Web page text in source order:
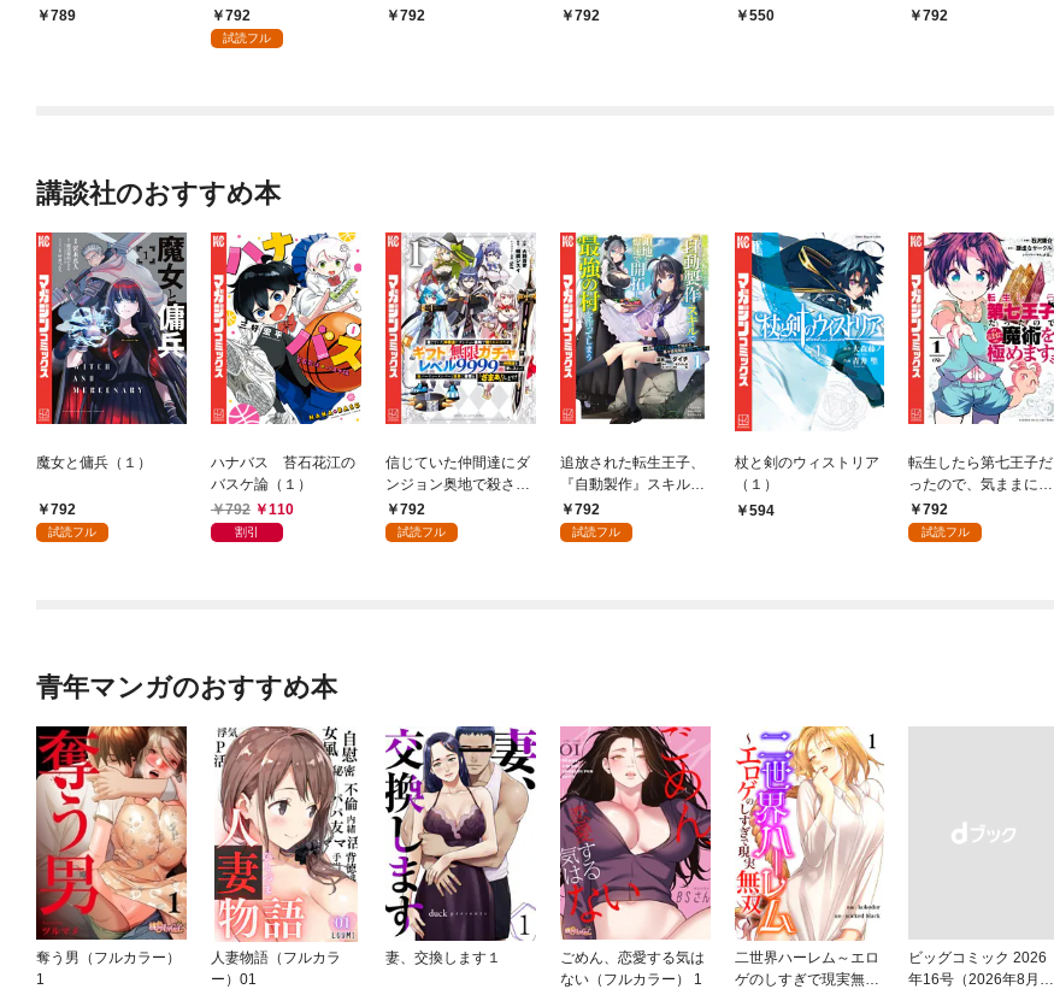
発売]
789 792
試読フル
792
792
550
792
講談社のおすすめ本
魔女と傭兵（１）
792
試読フル
ハナバス 苔石花江の
バスケ論（１）
792
110
割引
信じていた仲間達にダ
ンジョン奥地で殺され
かけたがギフト『無限
ガチャ』でレベル９９
792
試読フル
追放された転生王子、
『自動製作』スキルで
領地を爆速で開拓し最
強の村を作ってしまう
792
試読フル
杖と剣のウィストリア
（１）
594
転生したら第七王子だ
ったので、気ままに魔
術を極めます（１）
792
試読フル
青年マンガのおすすめ本
奪う男（フルカラー）
1
人妻物語（フルカラ
ー）01
妻、交換します１
ごめん、恋愛する気は
ない（フルカラー） 1
二世界ハーレム～エロ
ゲのしすぎで現実無双
ビッグコミック 2026
年16号（2026年8月7